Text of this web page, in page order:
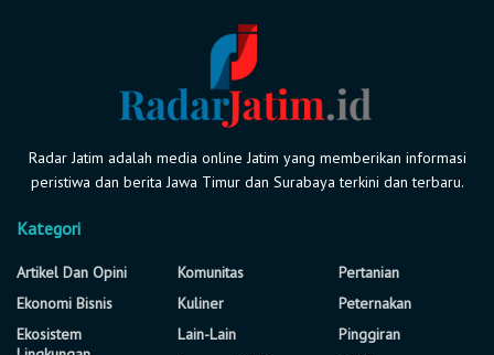
Radar Jatim adalah media online Jatim yang memberikan informasi
peristiwa dan berita Jawa Timur dan Surabaya terkini dan terbaru.
Kategori
Artikel Dan Opini
Ekonomi Bisnis
Ekosistem
Komunitas
Kuliner
Lain-Lain
Pertanian
Peternakan
Pinggiran